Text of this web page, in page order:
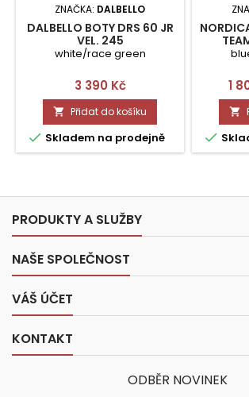
ZNAČKA: DALBELLO
DALBELLO BOTY DRS 60 JR
VEL. 245
white/race green
Cena
3 390 Kč
 Přidat do košíku
 Skladem na prodejně
1


PRODUKTY A SLUŽBY
NAŠE SPOLEČNOST
VÁŠ ÚČET
KONTAKT
ODBĚR NOVINEK